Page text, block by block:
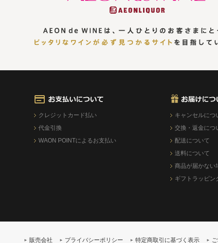
クレジットカード払い
代金引換
WAON POINTによるお支払い
キャンセルにつ
交換・返金につ
配送について
送料について
商品が届かない
ギフトラッピン
販売会社 プライバシーポリシー 特定商取引に基づく表示